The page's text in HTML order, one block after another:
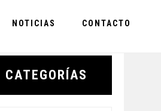
NOTICIAS CONTACTO
CATEGORÍAS